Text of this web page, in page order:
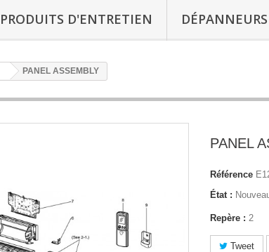
PRODUITS D'ENTRETIEN
PANEL ASSEMBLY
PANEL
Référence
État :
Repère : 2
Tweet